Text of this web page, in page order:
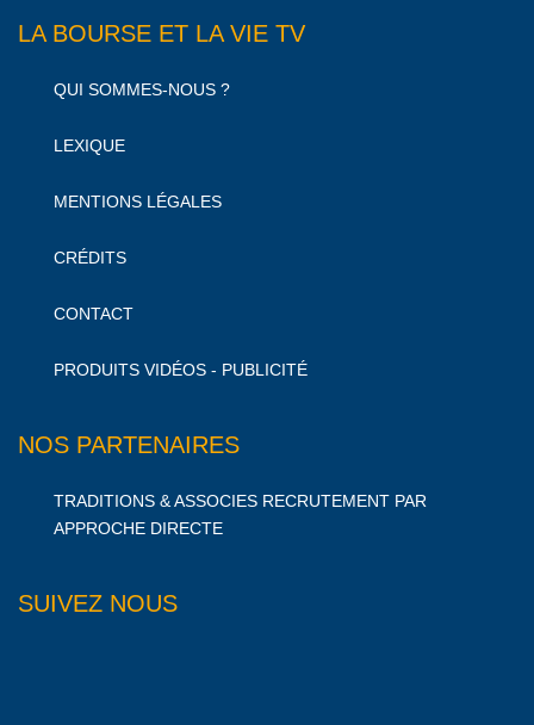
LA BOURSE ET LA VIE TV
QUI SOMMES-NOUS ?
LEXIQUE
MENTIONS LÉGALES
CRÉDITS
CONTACT
PRODUITS VIDÉOS - PUBLICITÉ
NOS PARTENAIRES
TRADITIONS & ASSOCIES RECRUTEMENT PAR
APPROCHE DIRECTE
SUIVEZ NOUS